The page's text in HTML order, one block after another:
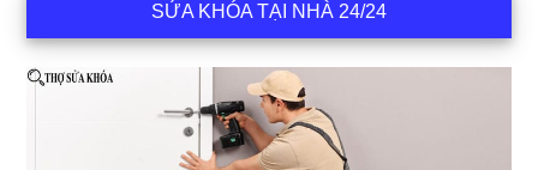
SỬA KHÓA TẠI NHÀ 24/24